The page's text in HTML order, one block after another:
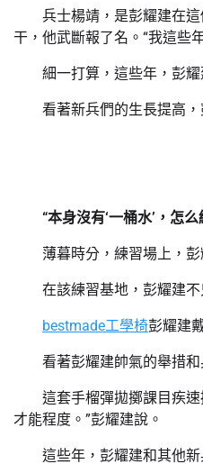
兵士楊靖，是彭耀建在
干，他武斷報了名。“我這些
細一打算，這些年，彭
看著新兵們的生長提高
“本身沒有‘一桶水’，怎么
薄暮時分，練習場上，
在該練習基地，彭耀建
bestmade工學椅彭耀建
看著彭耀建帥氣的舉措
這套手榴彈拋擲課目疾
才能程度。”彭耀建說。
這些年，彭耀建和其他新